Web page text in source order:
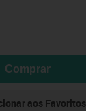
Comprar
aos Favoritos